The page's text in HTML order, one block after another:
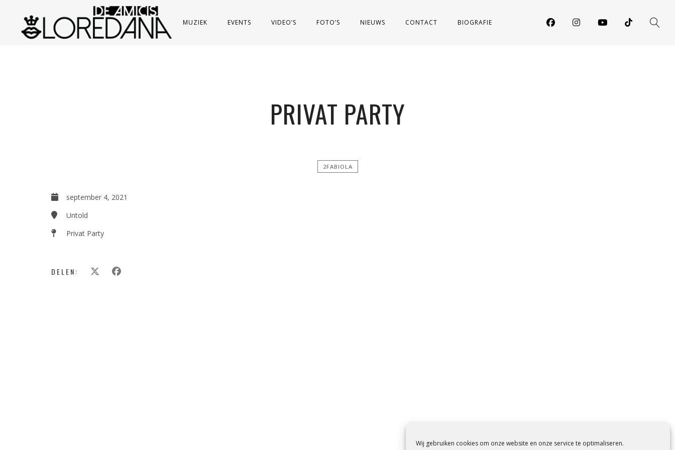
Wij gebruiken cookies om onze website en onze service te optimaliseren.
MUZIEK EVENTS VIDEO’S FOTO’S NIEUWS CONTACT BIOGRAFIE
PRIVAT PARTY
2FABIOLA
september 4, 2021
Untold
Privat Party
DELEN: